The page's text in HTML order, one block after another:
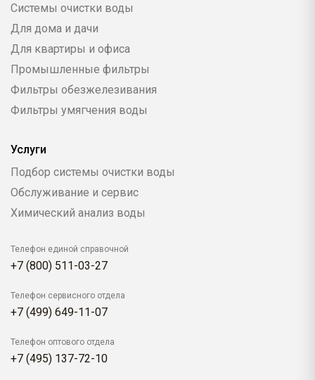
Системы очистки воды
Для дома и дачи
Для квартиры и офиса
Промышленные фильтры
Фильтры обезжелезивания
Фильтры умягчения воды
Услуги
Подбор системы очистки воды
Обслуживание и сервис
Химический анализ воды
Телефон единой справочной
+7 (800) 511-03-27
Телефон сервисного отдела
+7 (499) 649-11-07
Телефон оптового отдела
+7 (495) 137-72-10